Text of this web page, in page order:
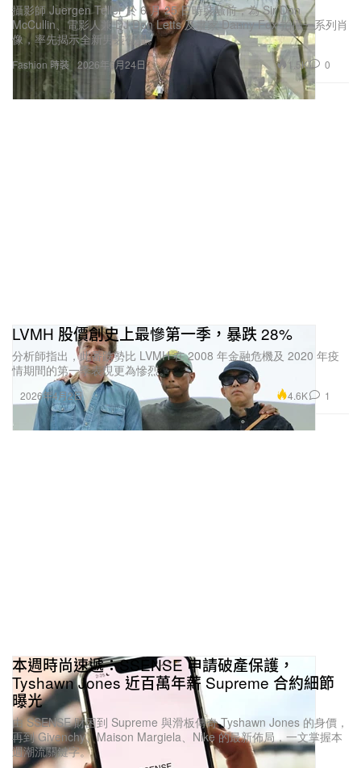
Fashion 時裝
攝影師 Juergen Teller 於 6 月 25 日時裝騷前，為 Sir Don
McCullin、電影人兼 DJ Don Letts 及畫家 Danny Fox 拍攝一系列肖
像，率先揭示全新男裝視覺。
2026年6月24日 1.5K 0
LVMH 股價創史上最慘第一季，暴跌 28%
分析師指出，此番跌勢比 LVMH 在 2008 年金融危機及 2020 年疫
情期間的第一季表現更為慘烈。
2026年4月2日 4.6K 1
本週時尚速遞：SSENSE 申請破產保護，
Tyshawn Jones 近百萬年薪 Supreme 合約細節
曝光
由 SSENSE 財困到 Supreme 與滑板傳奇 Tyshawn Jones 的身價，
再到 Givenchy、Maison Margiela、Nike 的最新佈局，一文掌握本
週潮流關鍵字。